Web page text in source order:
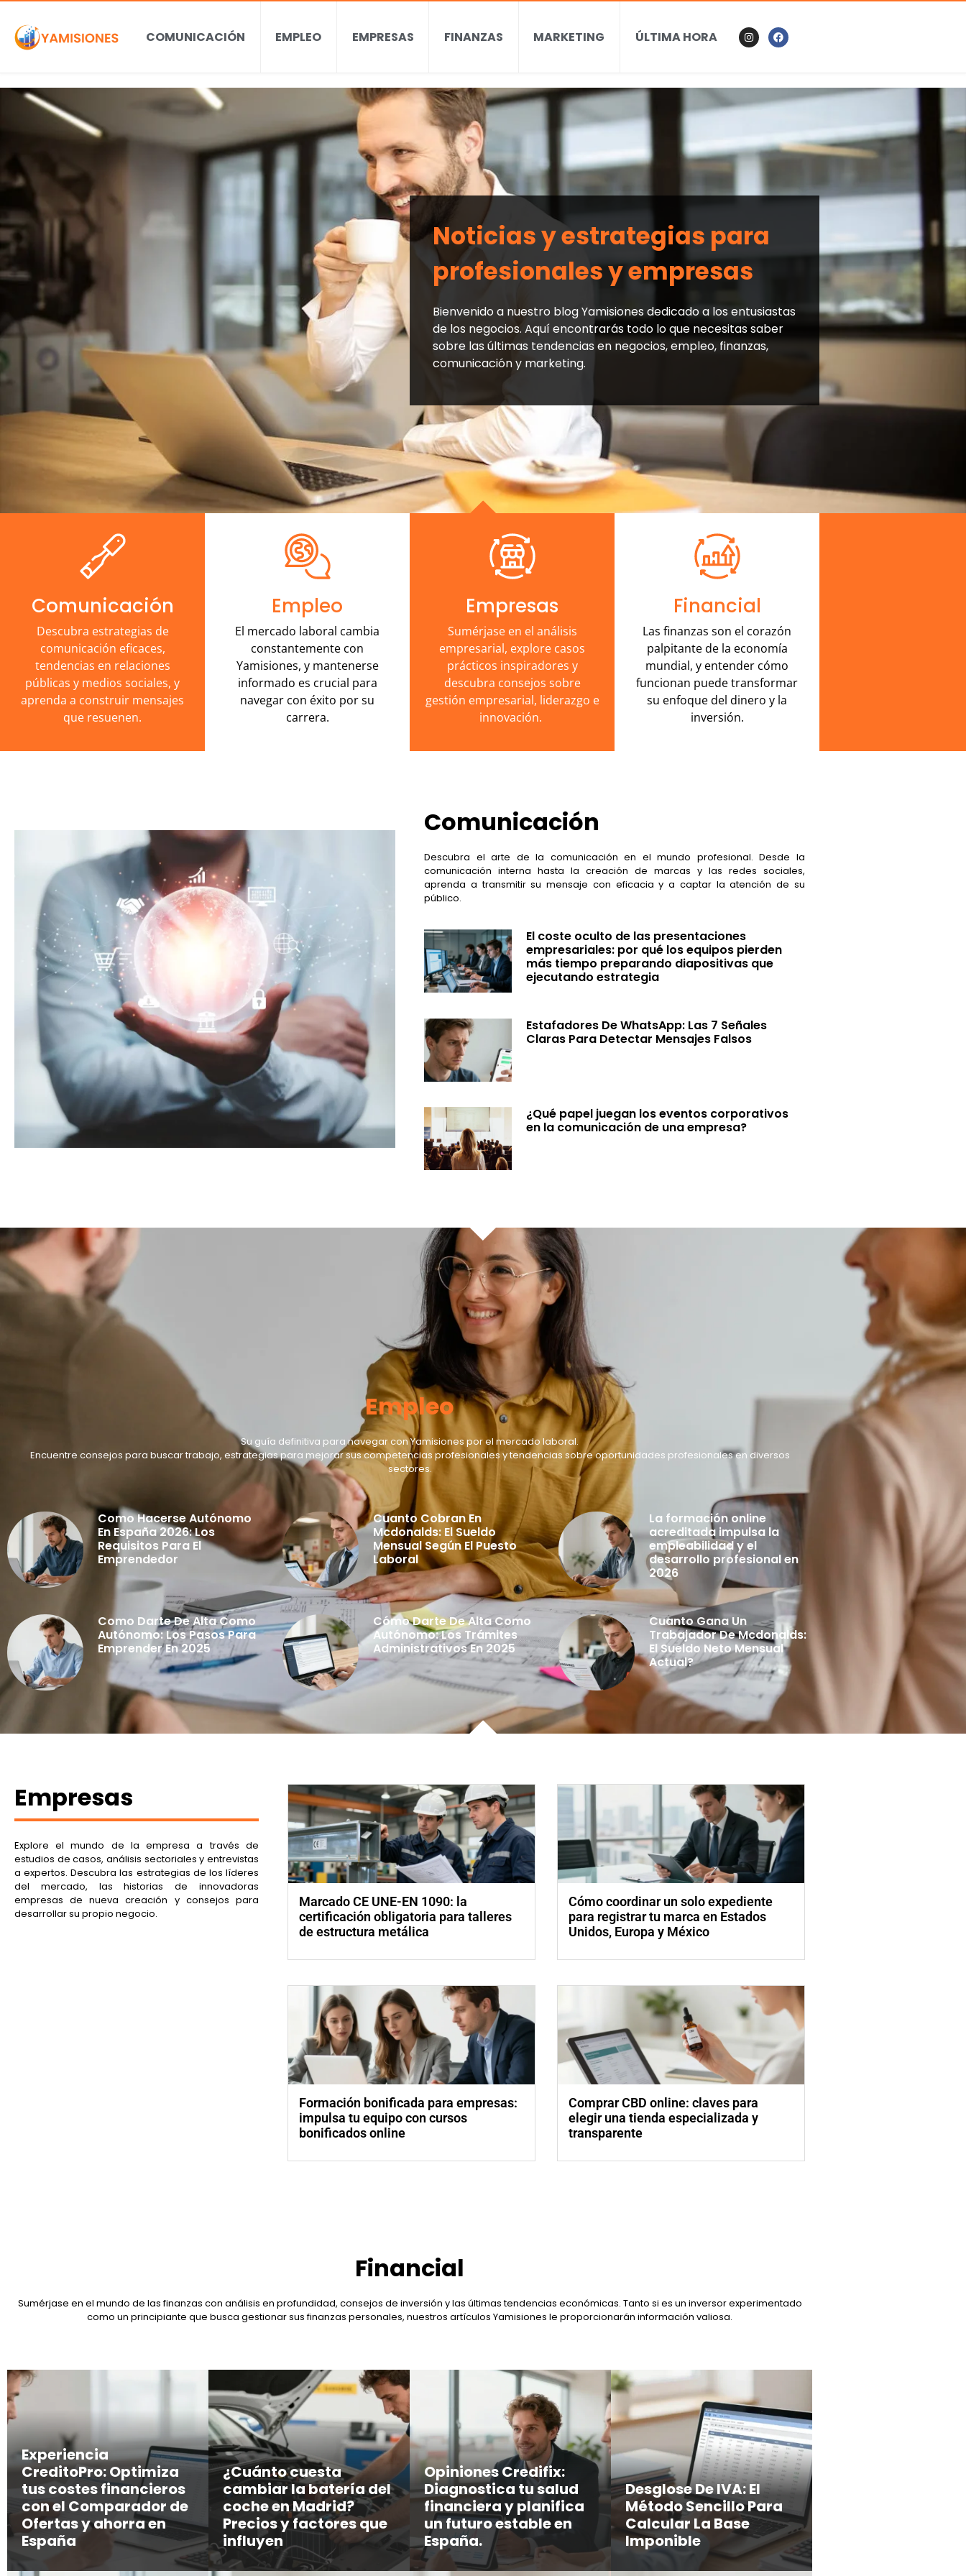
COMUNICACIÓN EMPLEO EMPRESAS FINANZAS MARKETING ÚLTIMA HORA
Noticias y estrategias para
profesionales y empresas
Bienvenido a nuestro blog Yamisiones dedicado a los entusiastas
de los negocios. Aquí encontrarás todo lo que necesitas saber
sobre las últimas tendencias en negocios, empleo, finanzas,
comunicación y marketing.
Comunicación
Descubra estrategias de
comunicación eficaces,
tendencias en relaciones
públicas y medios sociales, y
aprenda a construir mensajes
que resuenen.
Empleo
El mercado laboral cambia
constantemente con
Yamisiones, y mantenerse
informado es crucial para
navegar con éxito por su
carrera.
Empresas
Sumérjase en el análisis
empresarial, explore casos
prácticos inspiradores y
descubra consejos sobre
gestión empresarial, liderazgo e
innovación.
Financial
Las finanzas son el corazón
palpitante de la economía
mundial, y entender cómo
funcionan puede transformar
su enfoque del dinero y la
inversión.
Comunicación
Descubra el arte de la comunicación en el mundo profesional. Desde la
comunicación interna hasta la creación de marcas y las redes sociales,
aprenda a transmitir su mensaje con eficacia y a captar la atención de su
público.
El coste oculto de las presentaciones
empresariales: por qué los equipos pierden
más tiempo preparando diapositivas que
ejecutando estrategia
Estafadores De WhatsApp: Las 7 Señales
Claras Para Detectar Mensajes Falsos
¿Qué papel juegan los eventos corporativos
en la comunicación de una empresa?
Empleo
Su guía definitiva para navegar con Yamisiones por el mercado laboral.
Encuentre consejos para buscar trabajo, estrategias para mejorar sus competencias profesionales y tendencias sobre oportunidades profesionales en diversos
sectores.
Como Hacerse Autónomo
En España 2026: Los
Requisitos Para El
Emprendedor
Cuanto Cobran En
Mcdonalds: El Sueldo
Mensual Según El Puesto
Laboral
La formación online
acreditada impulsa la
empleabilidad y el
desarrollo profesional en
2026
Como Darte De Alta Como
Autónomo: Los Pasos Para
Emprender En 2025
Cómo Darte De Alta Como
Autónomo: Los Trámites
Administrativos En 2025
Cuanto Gana Un
Trabajador De Mcdonalds:
El Sueldo Neto Mensual
Actual?
Empresas
Explore el mundo de la empresa a través de
estudios de casos, análisis sectoriales y entrevistas
a expertos. Descubra las estrategias de los líderes
del mercado, las historias de innovadoras
empresas de nueva creación y consejos para
desarrollar su propio negocio.
Marcado CE UNE-EN 1090: la
certificación obligatoria para talleres
de estructura metálica
Cómo coordinar un solo expediente
para registrar tu marca en Estados
Unidos, Europa y México
Formación bonificada para empresas:
impulsa tu equipo con cursos
bonificados online
Comprar CBD online: claves para
elegir una tienda especializada y
transparente
Financial
Sumérjase en el mundo de las finanzas con análisis en profundidad, consejos de inversión y las últimas tendencias económicas. Tanto si es un inversor experimentado
como un principiante que busca gestionar sus finanzas personales, nuestros artículos Yamisiones le proporcionarán información valiosa.
Experiencia
CreditoPro: Optimiza
tus costes financieros
con el Comparador de
Ofertas y ahorra en
España
¿Cuánto cuesta
cambiar la batería del
coche en Madrid?
Precios y factores que
influyen
Opiniones Credifix:
Diagnostica tu salud
financiera y planifica
un futuro estable en
España.
Desglose De IVA: El
Método Sencillo Para
Calcular La Base
Imponible